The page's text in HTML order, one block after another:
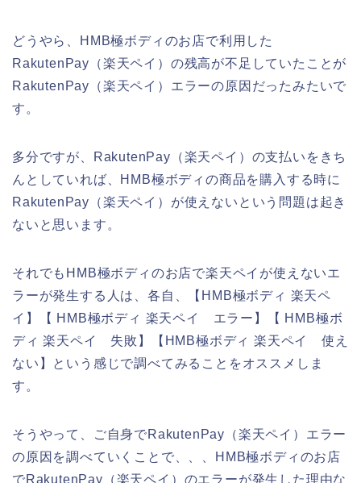
どうやら、HMB極ボディのお店で利用した
RakutenPay（楽天ペイ）の残高が不足していたことが
RakutenPay（楽天ペイ）エラーの原因だったみたいで
す。
多分ですが、RakutenPay（楽天ペイ）の支払いをきち
んとしていれば、HMB極ボディの商品を購入する時に
RakutenPay（楽天ペイ）が使えないという問題は起き
ないと思います。
それでもHMB極ボディのお店で楽天ペイが使えないエ
ラーが発生する人は、各自、【HMB極ボディ 楽天ペ
イ】【 HMB極ボディ 楽天ペイ エラー】【 HMB極ボ
ディ 楽天ペイ 失敗】【HMB極ボディ 楽天ペイ 使え
ない】という感じで調べてみることをオススメしま
す。
そうやって、ご自身でRakutenPay（楽天ペイ）エラー
の原因を調べていくことで、、、HMB極ボディのお店
でRakutenPay（楽天ペイ）のエラーが発生した理由な